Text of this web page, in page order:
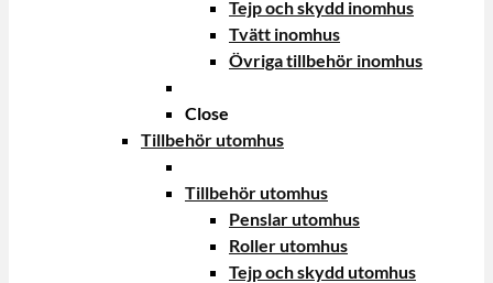
Tejp och skydd inomhus
Tvätt inomhus
Övriga tillbehör inomhus
Close
Tillbehör utomhus
Tillbehör utomhus
Penslar utomhus
Roller utomhus
Tejp och skydd utomhus